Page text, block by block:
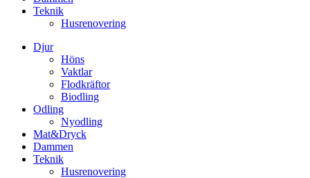
Teknik
Husrenovering
Djur
Höns
Vaktlar
Flodkräftor
Biodling
Odling
Nyodling
Mat&Dryck
Dammen
Teknik
Husrenovering